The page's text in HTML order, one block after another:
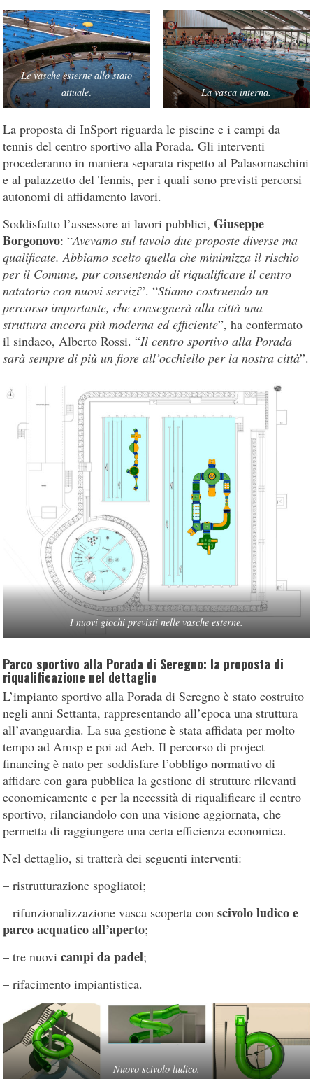
Le vasche esterne allo stato
attuale. La vasca interna.
La proposta di InSport riguarda le piscine e i campi da
tennis del centro sportivo alla Porada. Gli interventi
procederanno in maniera separata rispetto al Palasomaschini
e al palazzetto del Tennis, per i quali sono previsti percorsi
autonomi di affidamento lavori.
Soddisfatto l’assessore ai lavori pubblici,Giuseppe
Borgonovo: “Avevamo sul tavolo due proposte diverse ma
qualificate. Abbiamo scelto quella che minimizza il rischio
per il Comune, pur consentendo di riqualificare il centro
natatorio con nuovi servizi”. “Stiamo costruendo un
percorso importante, che consegnerà alla città una
struttura ancora più moderna ed efficiente”, ha confermato
il sindaco, Alberto Rossi. “Il centro sportivo alla Porada
sarà sempre di più un fiore all’occhiello per la nostra città”.
I nuovi giochi previsti nelle vasche esterne.
Parco sportivo alla Porada di Seregno: la proposta di
riqualificazione nel dettaglio
L’impianto sportivo alla Porada di Seregno è stato costruito
negli anni Settanta, rappresentando all’epoca una struttura
all’avanguardia. La sua gestione è stata affidata per molto
tempo ad Amsp e poi ad Aeb. Il percorso di project
financing è nato per soddisfare l’obbligo normativo di
affidare con gara pubblica la gestione di strutture rilevanti
economicamente e per la necessità di riqualificare il centro
sportivo, rilanciandolo con una visione aggiornata, che
permetta di raggiungere una certa efficienza economica.
Nel dettaglio, si tratterà dei seguenti interventi:
– ristrutturazione spogliatoi;
– rifunzionalizzazione vasca scoperta conscivolo ludico e
parco acquatico all’aperto;
– tre nuovicampi da padel;
– rifacimento impiantistica.
Nuovo scivolo ludico.